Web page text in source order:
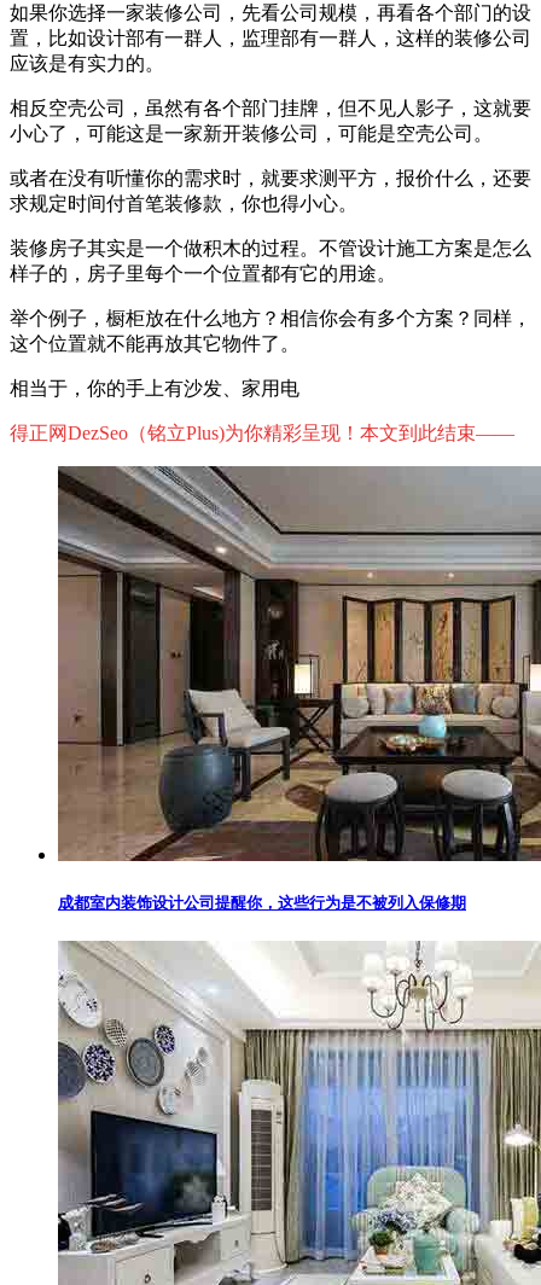
如果你选择一家装修公司，先看公司规模，再看各个部门的设
置，比如设计部有一群人，监理部有一群人，这样的装修公司
应该是有实力的。
相反空壳公司，虽然有各个部门挂牌，但不见人影子，这就要
小心了，可能这是一家新开装修公司，可能是空壳公司。
或者在没有听懂你的需求时，就要求测平方，报价什么，还要
求规定时间付首笔装修款，你也得小心。
装修房子其实是一个做积木的过程。不管设计施工方案是怎么
样子的，房子里每个一个位置都有它的用途。
举个例子，橱柜放在什么地方？相信你会有多个方案？同样，
这个位置就不能再放其它物件了。
相当于，你的手上有沙发、家用电
得正网DezSeo（铭立Plus)为你精彩呈现！本文到此结束——
成都室内装饰设计公司提醒你，这些行为是不被列入保修期